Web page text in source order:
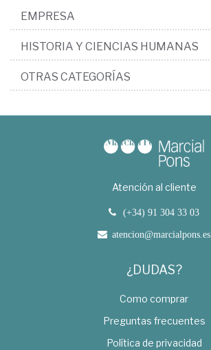
EMPRESA
HISTORIA Y CIENCIAS HUMANAS
OTRAS CATEGORÍAS
Atención al cliente
(+34) 91 304 33 03
atencion@marcialpons.es
¿DUDAS?
Como comprar
Preguntas frecuentes
Política de privacidad